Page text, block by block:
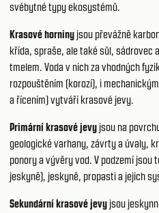
svébytné typy ekosystémů.
Krasové horniny jsou převážně
křída, spraše, ale také sůl, sádrovec
tmelem. Voda v nich za vhodných
rozpouštěním (korozí), i
a řícením) vytváří krasové jevy.
Primární krasové jevy jsou na
geologické varhany, závrty a úvaly,
ponory a vývěry vod. V podzemí jsou
jeskyně), jeskyně, propasti a jejich
Sekundární krasové jevy jsou